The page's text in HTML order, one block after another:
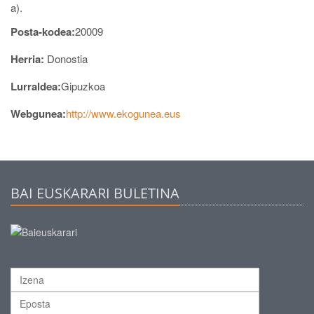
a).
Posta-kodea:20009
Herria: Donostia
Lurraldea:Gipuzkoa
Webgunea:http://www.ekogunea.eus
BAI EUSKARARI BULETINA